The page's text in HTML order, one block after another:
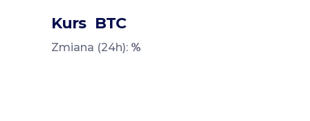
Kurs BTC
Zmiana (24h): %